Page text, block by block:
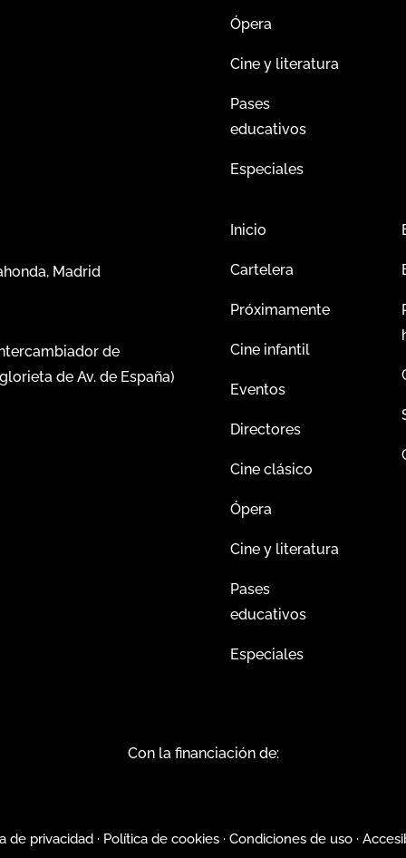
Ópera
Cine y literatura
Pases
educativos
Especiales
Madrid
de
de Av. de España)
Inicio
Cartelera
Próximamente
Cine infantil
Eventos
Directores
Cine clásico
Ópera
Cine y literatura
Pases
educativos
Especiales
Con la financiación de:
de privacidad · Política de cookies · Condiciones de uso ·